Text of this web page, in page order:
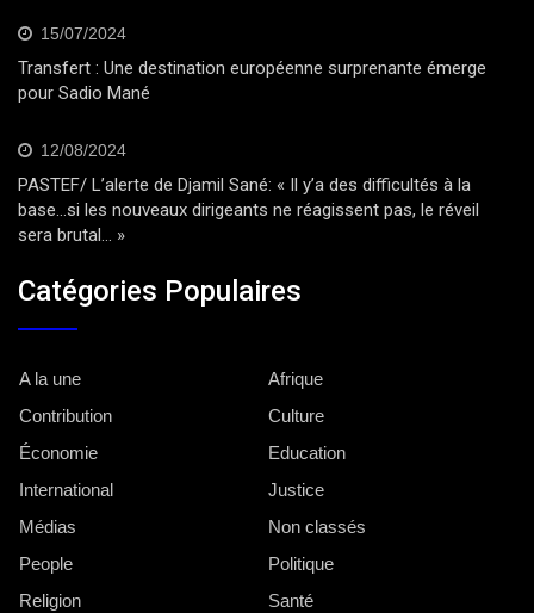
15/07/2024
Transfert : Une destination européenne surprenante émerge
pour Sadio Mané
12/08/2024
PASTEF/ L’alerte de Djamil Sané: « Il y’a des difficultés à la
base…si les nouveaux dirigeants ne réagissent pas, le réveil
sera brutal… »
Catégories Populaires
A la une
Afrique
Contribution
Culture
Économie
Education
International
Justice
Médias
Non classés
People
Politique
Religion
Santé